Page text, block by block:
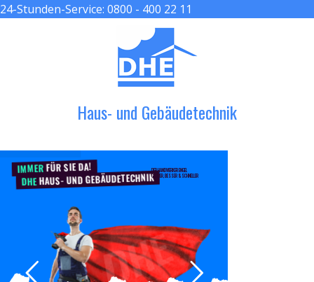
24-Stunden-Service: 0800 - 400 22 11
Haus- und Gebäudetechnik
IMMERFÜR SIE DA!
DHEHAUS- UND GEBÄUDETECHNIK
DER HANDWERKER ENGEL
GRÖßER, BESSER & SCHNELLER